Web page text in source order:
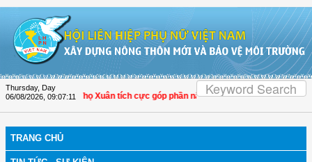
Thursday, Day
06/08/2026 09:07:13
Hội LHPN Thọ Xuân tích cực góp phần nâng cao tỷ lệ người dân tham gia bảo
TRANG CHỦ